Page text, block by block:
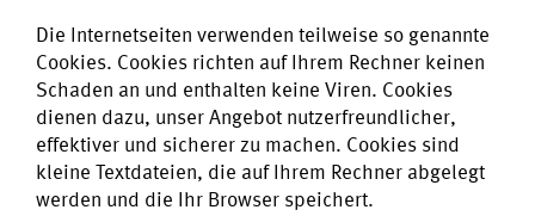
Die Internetseiten verwenden teilweise so genannte
Cookies. Cookies richten auf Ihrem Rechner keinen
Schaden an und enthalten keine Viren. Cookies
dienen dazu, unser Angebot nutzerfreundlicher,
effektiver und sicherer zu machen. Cookies sind
kleine Textdateien, die auf Ihrem Rechner abgelegt
werden und die Ihr Browser speichert.